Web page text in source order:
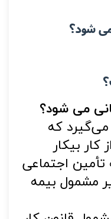
شود؟
می شود؟
می‌گیرد که
بیکار
تأمین اجتماعی
مشمول بیمه